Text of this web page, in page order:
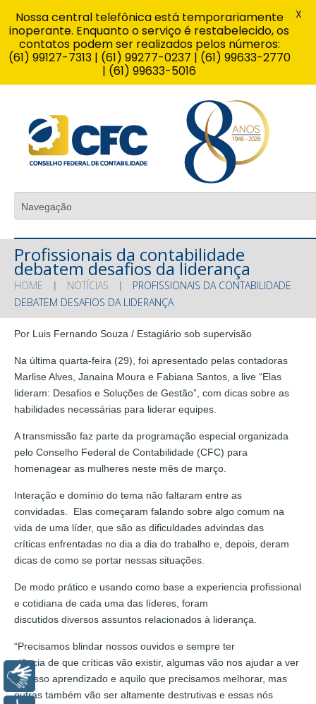
Profissionais da contabilidade
debatem desafios da liderança
HOME NOTÍCIAS
PROFISSIONAIS DA CONTABILIDADE
DEBATEM DESAFIOS DA LIDERANÇA
Por Luis Fernando Souza / Estagiário sob supervisão
Na última quarta-feira (29), foi apresentado pelas contadoras
Marlise Alves, Janaina Moura e Fabiana Santos, a live “Elas
lideram: Desafios e Soluções de Gestão”, com dicas sobre as
habilidades necessárias para liderar equipes.
A transmissão faz parte da programação especial organizada
pelo Conselho Federal de Contabilidade (CFC) para
homenagear as mulheres neste mês de março.
Interação e domínio do tema não faltaram entre as
convidadas. Elas começaram falando sobre algo comum na
vida de uma líder, que são as dificuldades advindas das
críticas enfrentadas no dia a dia do trabalho e, depois, deram
dicas de como se portar nessas situações.
De modo prático e usando como base a experiencia profissional
e cotidiana de cada uma das líderes, foram
discutidos diversos assuntos relacionados à liderança.
“Precisamos blindar nossos ouvidos e sempre ter
ciência de que críticas vão existir, algumas vão nos ajudar a ver
o nosso aprendizado e aquilo que precisamos melhorar, mas
outras também vão ser altamente destrutivas e essas nós
Nossa central telefônica está temporariamente
inoperante. Enquanto o serviço é restabelecido, os
contatos podem ser realizados pelos números:
(61) 99127-7313 | (61) 99277-0237 | (61) 99633-2770
| (61) 99633-5016
X
Libras